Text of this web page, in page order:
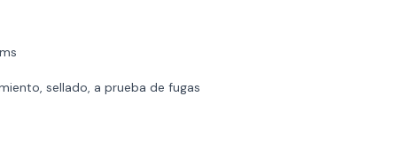
sellado, a prueba de fugas